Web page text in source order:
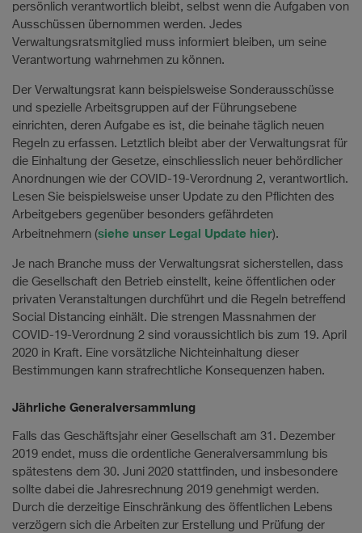
persönlich verantwortlich bleibt, selbst wenn die Aufgaben von
Ausschüssen übernommen werden. Jedes
Verwaltungsratsmitglied muss informiert bleiben, um seine
Verantwortung wahrnehmen zu können.
Der Verwaltungsrat kann beispielsweise Sonderausschüsse
und spezielle Arbeitsgruppen auf der Führungsebene
einrichten, deren Aufgabe es ist, die beinahe täglich neuen
Regeln zu erfassen. Letztlich bleibt aber der Verwaltungsrat für
die Einhaltung der Gesetze, einschliesslich neuer behördlicher
Anordnungen wie der COVID-19-Verordnung 2, verantwortlich.
Lesen Sie beispielsweise unser Update zu den Pflichten des
Arbeitgebers gegenüber besonders gefährdeten
Arbeitnehmern (siehe unser Legal Update hier).
Je nach Branche muss der Verwaltungsrat sicherstellen, dass
die Gesellschaft den Betrieb einstellt, keine öffentlichen oder
privaten Veranstaltungen durchführt und die Regeln betreffend
Social Distancing einhält. Die strengen Massnahmen der
COVID-19-Verordnung 2 sind voraussichtlich bis zum 19. April
2020 in Kraft. Eine vorsätzliche Nichteinhaltung dieser
Bestimmungen kann strafrechtliche Konsequenzen haben.
Jährliche Generalversammlung
Falls das Geschäftsjahr einer Gesellschaft am 31. Dezember
2019 endet, muss die ordentliche Generalversammlung bis
spätestens dem 30. Juni 2020 stattfinden, und insbesondere
sollte dabei die Jahresrechnung 2019 genehmigt werden.
Durch die derzeitige Einschränkung des öffentlichen Lebens
verzögern sich die Arbeiten zur Erstellung und Prüfung der